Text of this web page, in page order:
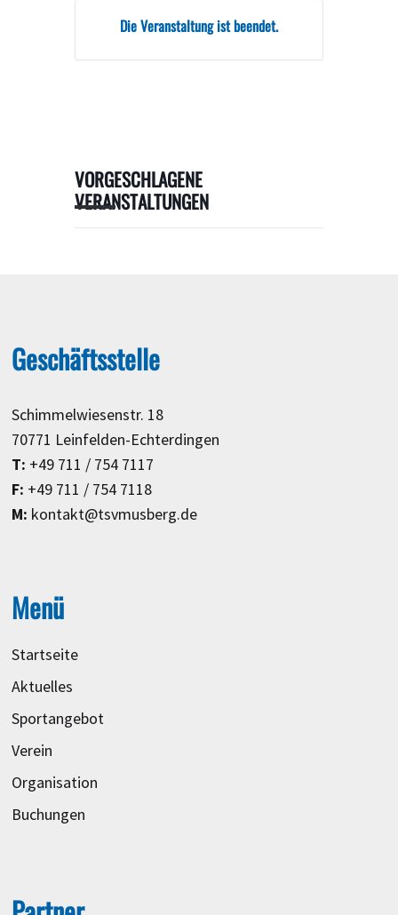
Die Veranstaltung ist beendet.
VORGESCHLAGENE
VERANSTALTUNGEN
Geschäftsstelle
Schimmelwiesenstr. 18
70771 Leinfelden-Echterdingen
T: +49 711 / 754 7117
F: +49 711 / 754 7118
M: kontakt@tsvmusberg.de
Menü
Startseite
Aktuelles
Sportangebot
Verein
Organisation
Buchungen